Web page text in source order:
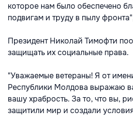
которое нам было обеспечено
подвигам и труду в пылу
Президент Николай Тимофти
защищать их социальные права.
"Уважаемые ветераны! Я от
Республики Молдова выражаю
вашу храбрость. За то, что вы,
защитили мир и создали